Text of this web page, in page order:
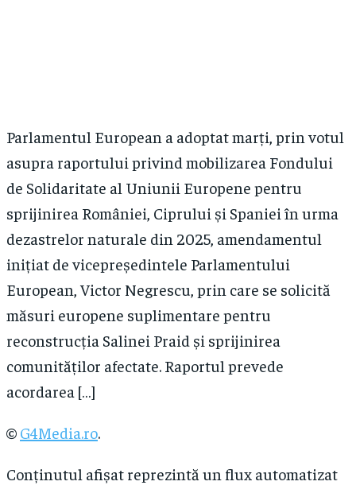
Parlamentul European a adoptat marți, prin votul
asupra raportului privind mobilizarea Fondului
de Solidaritate al Uniunii Europene pentru
sprijinirea României, Ciprului și Spaniei în urma
dezastrelor naturale din 2025, amendamentul
inițiat de vicepreședintele Parlamentului
European, Victor Negrescu, prin care se solicită
măsuri europene suplimentare pentru
reconstrucția Salinei Praid și sprijinirea
comunităților afectate. Raportul prevede
acordarea […]
© G4Media.ro.
Conținutul afișat reprezintă un flux automatizat